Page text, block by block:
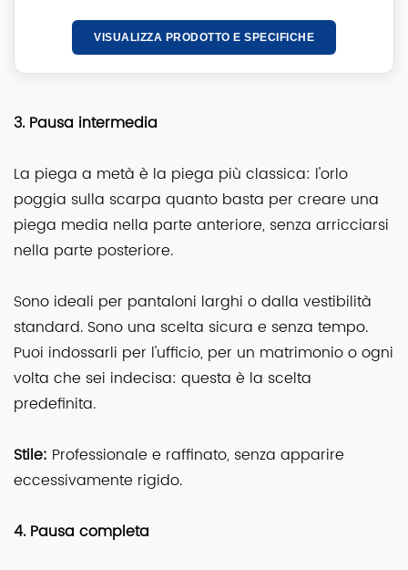
VISUALIZZA PRODOTTO E SPECIFICHE
3. Pausa intermedia
La piega a metà è la piega più classica: l'orlo
poggia sulla scarpa quanto basta per creare una
piega media nella parte anteriore, senza arricciarsi
nella parte posteriore.
Sono ideali per pantaloni larghi o dalla vestibilità
standard. Sono una scelta sicura e senza tempo.
Puoi indossarli per l'ufficio, per un matrimonio o ogni
volta che sei indecisa: questa è la scelta
predefinita.
Stile: Professionale e raffinato, senza apparire
eccessivamente rigido.
4. Pausa completa